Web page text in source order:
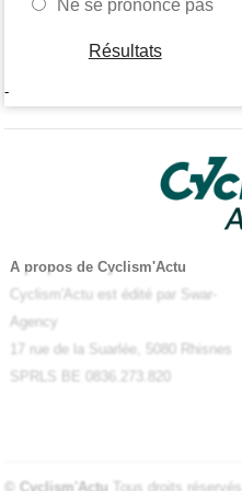
Ne se prononce pas
Résultats
-
A propos de Cyclism'Actu
Cyclism'Actu est édité par Swar-
Agency
17 rue de la Suarlée, 5080 Rhisnes
SPRLS BE 0836.273.820
© Cyclism'Actu Tous droits réservés